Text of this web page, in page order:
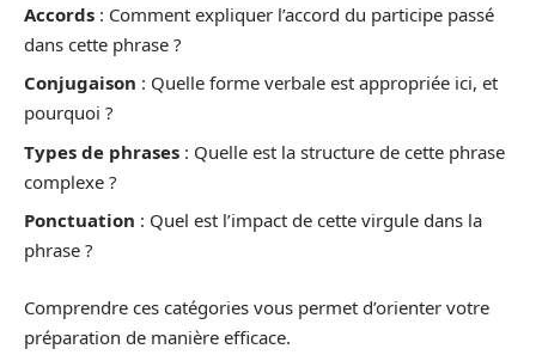
Accords : Comment expliquer l’accord du participe passé
dans cette phrase ?
Conjugaison : Quelle forme verbale est appropriée ici, et
pourquoi ?
Types de phrases : Quelle est la structure de cette phrase
complexe ?
Ponctuation : Quel est l’impact de cette virgule dans la
phrase ?
Comprendre ces catégories vous permet d’orienter votre
préparation de manière efficace.